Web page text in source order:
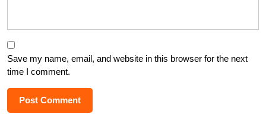
Save my name, email, and website in this browser for the next
time I comment.